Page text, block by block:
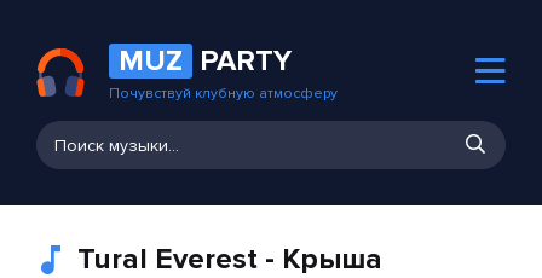
MUZ PARTY
Почувствуй клубную атмосферу
Tural Everest - Крыша